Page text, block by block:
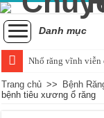
Danh mục
Nhổ răng vĩnh viễn
Tình trạng răng bị
Trang chủ >> Bệnh
bệnh tiêu xương ổ răng